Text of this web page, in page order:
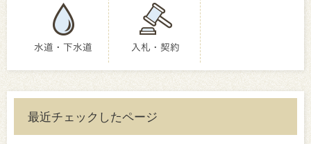
水道・下水道 入札・契約
最近チェックしたページ